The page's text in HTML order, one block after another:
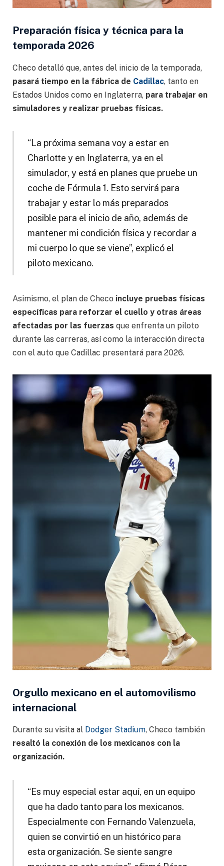
Preparación física y técnica para la
temporada 2026
Checo detalló que, antes del inicio de la temporada,
pasará tiempo en la fábrica de Cadillac, tanto en
Estados Unidos como en Inglaterra, para trabajar en
simuladores y realizar pruebas físicas.
“La próxima semana voy a estar en
Charlotte y en Inglaterra, ya en el
simulador, y está en planes que pruebe un
coche de Fórmula 1. Esto servirá para
trabajar y estar lo más preparados
posible para el inicio de año, además de
mantener mi condición física y recordar a
mi cuerpo lo que se viene”, explicó el
piloto mexicano.
Asimismo, el plan de Checo incluye pruebas físicas
específicas para reforzar el cuello y otras áreas
afectadas por las fuerzas que enfrenta un piloto
durante las carreras, así como la interacción directa
con el auto que Cadillac presentará para 2026.
Orgullo mexicano en el automovilismo
internacional
Durante su visita al Dodger Stadium, Checo también
resaltó la conexión de los mexicanos con la
organización.
“Es muy especial estar aquí, en un equipo
que ha dado tanto para los mexicanos.
Especialmente con Fernando Valenzuela,
quien se convirtió en un histórico para
esta organización. Se siente sangre